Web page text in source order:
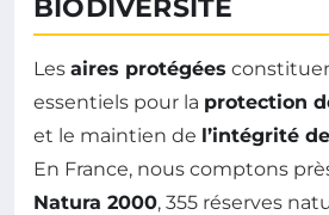
BIODIVERSITÉ
Les aires protégées
essentiels pour la protection
et le maintien de l’intégrité
En France, nous comptons
Natura 2000, 355 réserves